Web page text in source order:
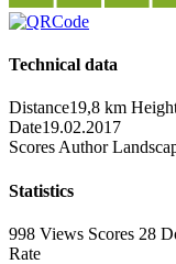
Technical data
Distance19,8 km
Date19.02.2017
Scores Author
Statistics
998 Views Scores 28
Rate